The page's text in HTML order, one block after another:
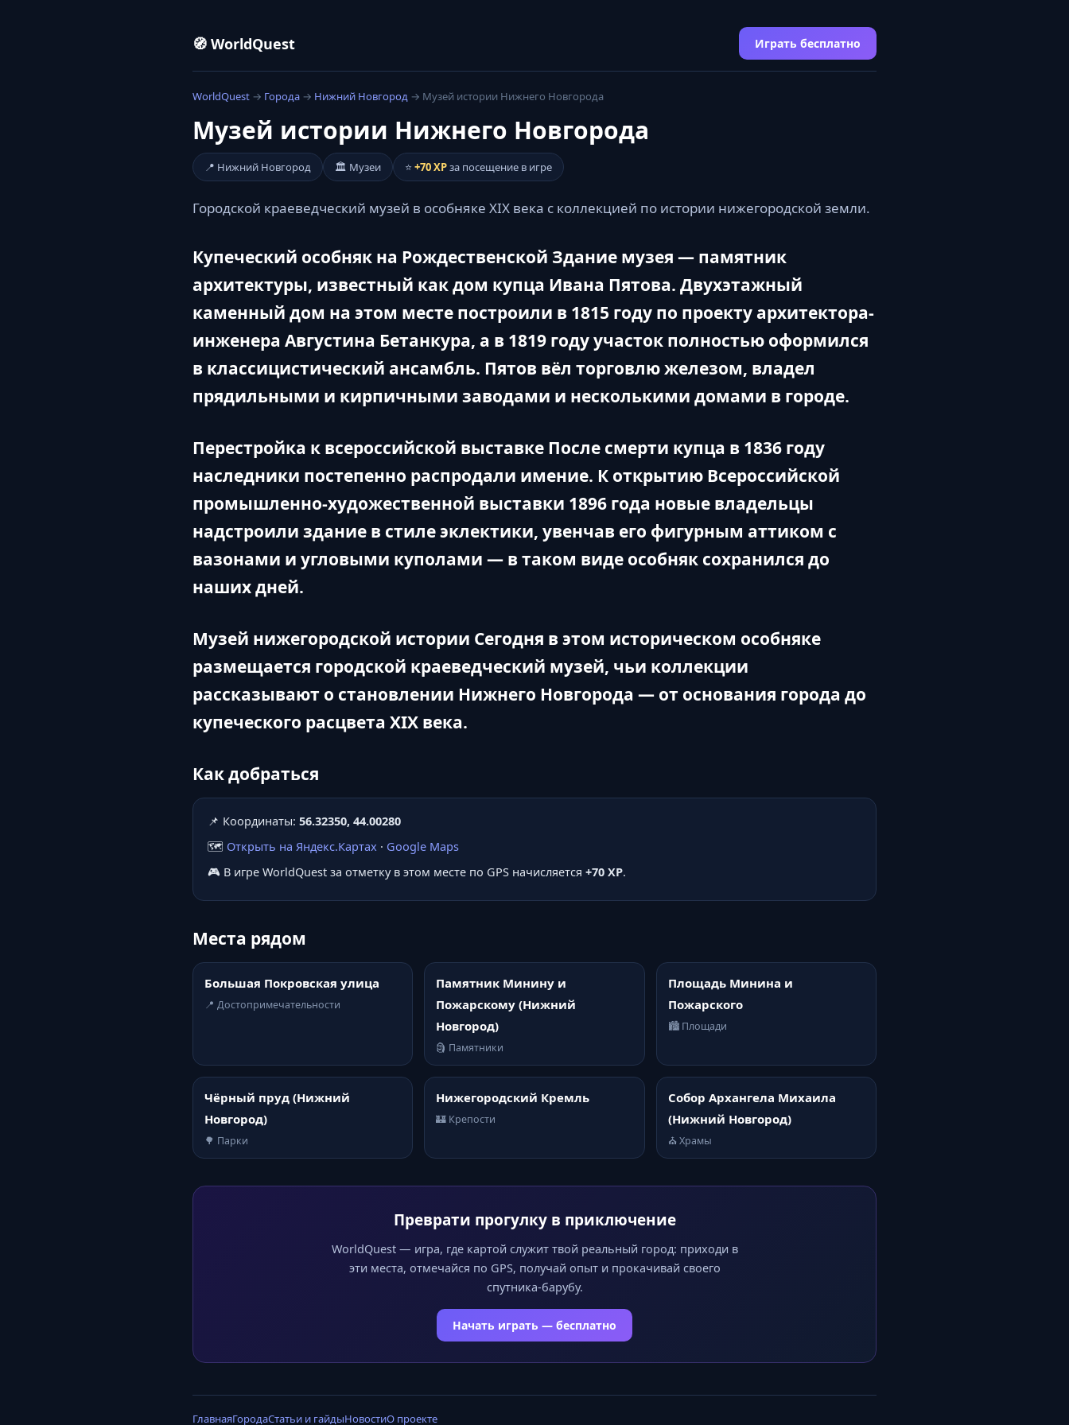
🧭 WorldQuest Играть бесплатно
WorldQuest → Города → Нижний Новгород → Музей истории Нижнего Новгорода
Музей истории Нижнего Новгорода
📍 Нижний Новгород 🏛️ Музеи ⭐ +70 XPза посещение в игре
Городской краеведческий музей в особняке XIX века с коллекцией по истории нижегородской земли.
Купеческий особняк на Рождественской Здание музея — памятник
архитектуры, известный как дом купца Ивана Пятова. Двухэтажный
каменный дом на этом месте построили в 1815 году по проекту архитектора-
инженера Августина Бетанкура, а в 1819 году участок полностью оформился
в классицистический ансамбль. Пятов вёл торговлю железом, владел
прядильными и кирпичными заводами и несколькими домами в городе.
Перестройка к всероссийской выставке После смерти купца в 1836 году
наследники постепенно распродали имение. К открытию Всероссийской
промышленно-художественной выставки 1896 года новые владельцы
надстроили здание в стиле эклектики, увенчав его фигурным аттиком с
вазонами и угловыми куполами — в таком виде особняк сохранился до
наших дней.
Музей нижегородской истории Сегодня в этом историческом особняке
размещается городской краеведческий музей, чьи коллекции
рассказывают о становлении Нижнего Новгорода — от основания города до
купеческого расцвета XIX века.
Как добраться
📌 Координаты: 56.32350, 44.00280
🗺️ Открыть на Яндекс.Картах · Google Maps
🎮 В игре WorldQuest за отметку в этом месте по GPS начисляется +70 XP.
Места рядом
Большая Покровская улица
📍 Достопримечательности
Памятник Минину и
Пожарскому (Нижний
Новгород)
🗿 Памятники
Площадь Минина и
Пожарского
🏙️ Площади
Чёрный пруд (Нижний
Новгород)
🌳 Парки
Нижегородский Кремль
🏰 Крепости
Собор Архангела Михаила
(Нижний Новгород)
⛪ Храмы
Преврати прогулку в приключение
WorldQuest — игра, где картой служит твой реальный город: приходи в
эти места, отмечайся по GPS, получай опыт и прокачивай своего
спутника-барубу.
Начать играть — бесплатно
ГлавнаяГородаСтатьи и гайдыНовостиО проекте